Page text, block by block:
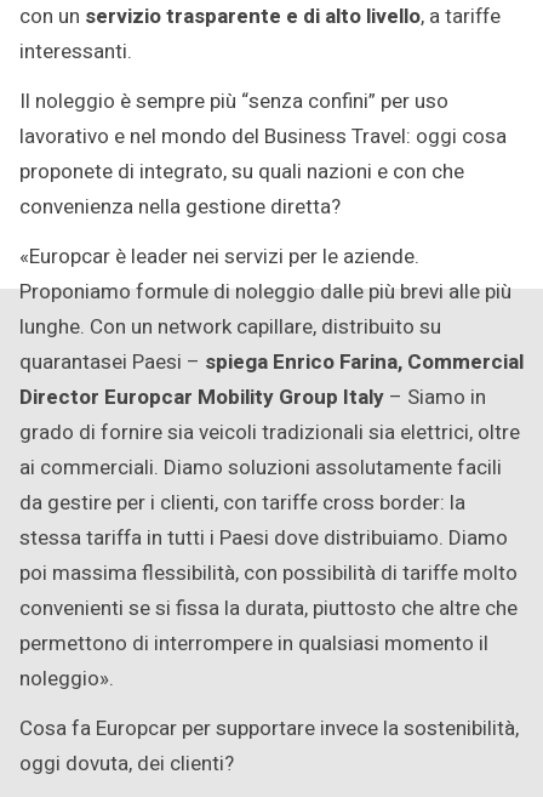
con un servizio trasparente e di alto livello, a tariffe
interessanti.
Il noleggio è sempre più “senza confini” per uso
lavorativo e nel mondo del Business Travel: oggi cosa
proponete di integrato, su quali nazioni e con che
convenienza nella gestione diretta?
«Europcar è leader nei servizi per le aziende.
Proponiamo formule di noleggio dalle più brevi alle più
lunghe. Con un network capillare, distribuito su
quarantasei Paesi – spiega Enrico Farina, Commercial
Director Europcar Mobility Group Italy – Siamo in
grado di fornire sia veicoli tradizionali sia elettrici, oltre
ai commerciali. Diamo soluzioni assolutamente facili
da gestire per i clienti, con tariffe cross border: la
stessa tariffa in tutti i Paesi dove distribuiamo. Diamo
poi massima flessibilità, con possibilità di tariffe molto
convenienti se si fissa la durata, piuttosto che altre che
permettono di interrompere in qualsiasi momento il
noleggio».
Cosa fa Europcar per supportare invece la sostenibilità,
oggi dovuta, dei clienti?